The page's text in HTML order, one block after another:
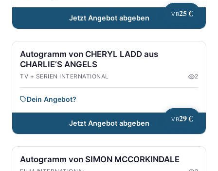
VB25 €
Jetzt Angebot abgeben
VB29 €
Autogramm von CHERYL LADD aus
CHARLIE’S ANGELS
TV + SERIEN INTERNATIONAL 2
Dein Angebot?
Jetzt Angebot abgeben
Autogramm von SIMON MCCORKINDALE